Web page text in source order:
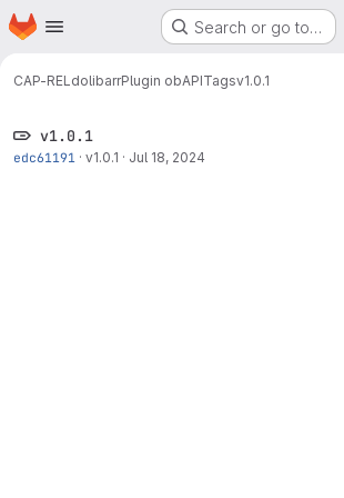
Skip to main content
Homepage Search or go to…
CAP-REL dolibarrPlugin obAPITagsv1.0.1
v1.0.1
edc61191 · v1.0.1 · Jul 18, 2024